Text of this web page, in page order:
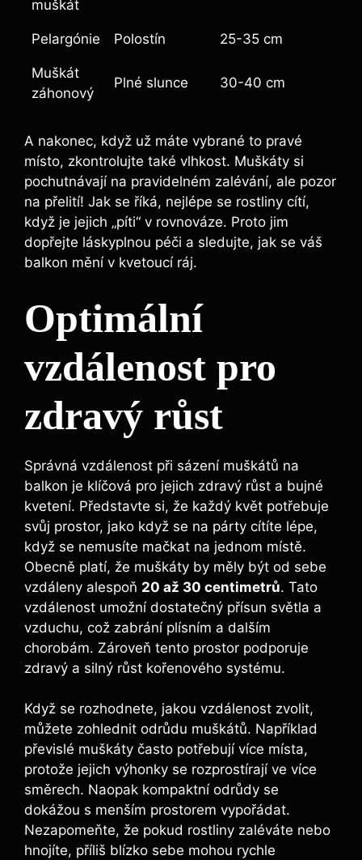
muškát
Pelargónie Polostín 25-35 cm
Muškát
záhonový
Plné slunce 30-40 cm
A nakonec, když už máte vybrané to pravé
místo, zkontrolujte také vlhkost. Muškáty si
pochutnávají na pravidelném zalévání, ale pozor
na přelití! Jak se říká, nejlépe se rostliny cítí,
když je jejich „píti“ v rovnováze. Proto jim
dopřejte láskyplnou péči a sledujte, jak se váš
balkon mění v kvetoucí ráj.
Optimální
vzdálenost pro
zdravý růst
Správná vzdálenost při sázení muškátů na
balkon je klíčová pro jejich zdravý růst a bujné
kvetení. Představte si, že každý květ potřebuje
svůj prostor, jako když se na párty cítíte lépe,
když se nemusíte mačkat na jednom místě.
Obecně platí, že muškáty by měly být od sebe
vzdáleny alespoň 20 až 30 centimetrů. Tato
vzdálenost umožní dostatečný přísun světla a
vzduchu, což zabrání plísním a dalším
chorobám. Zároveň tento prostor podporuje
zdravý a silný růst kořenového systému.
Když se rozhodnete, jakou vzdálenost zvolit,
můžete zohlednit odrůdu muškátů. Například
převislé muškáty často potřebují více místa,
protože jejich výhonky se rozprostírají ve více
směrech. Naopak kompaktní odrůdy se
dokážou s menším prostorem vypořádat.
Nezapomeňte, že pokud rostliny zaléváte nebo
hnojíte, příliš blízko sebe mohou rychle